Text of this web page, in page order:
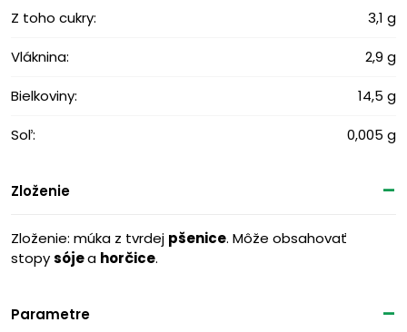
Z toho cukry: 3,1 g
Vláknina: 2,9 g
Bielkoviny: 14,5 g
Soľ: 0,005 g
Zloženie
Zloženie: múka z tvrdej pšenice. Môže obsahovať
stopysójea horčice.
Parametre